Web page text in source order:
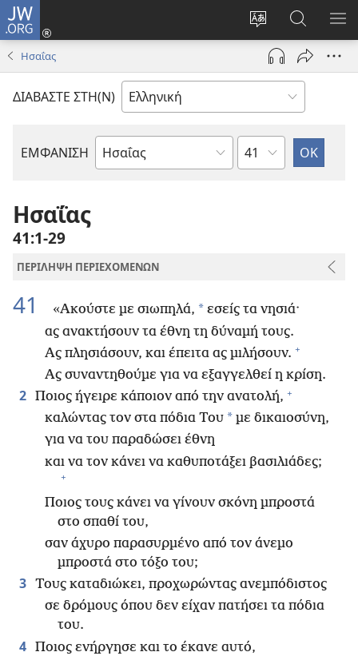
JW.ORG
Αλλαγή
γλώσσας
ιστότοπου
Σύνδεση
(ανοίγει
παράθυρο)
στο
JW.ORG
Ησαΐας
ΔΙΑΒΑΣΤΕ ΣΤΗ(Ν)
ΕΜΦΑΝΙΣΗ
Βιβλίο
Κεφάλαιο
Ησαΐας
41:1-29
ΠΕΡΙΛΗΨΗ ΠΕΡΙΕΧΟΜΕΝΩΝ
41 «Ακούστε με σιωπηλά, * εσείς τα νησιά·
ας ανακτήσουν τα έθνη τη δύναμή τους.
Ας πλησιάσουν, και έπειτα ας μιλήσουν. +
Ας συναντηθούμε για να εξαγγελθεί η κρίση.
2 Ποιος ήγειρε κάποιον από την ανατολή, +
καλώντας τον στα πόδια Του * με δικαιοσύνη,
για να του παραδώσει έθνη
και να τον κάνει να καθυποτάξει βασιλιάδες;
+
Ποιος τους κάνει να γίνουν σκόνη μπροστά
στο σπαθί του,
σαν άχυρο παρασυρμένο από τον άνεμο
μπροστά στο τόξο του;
3 Τους καταδιώκει, προχωρώντας ανεμπόδιστος
σε δρόμους όπου δεν είχαν πατήσει τα πόδια
του.
4 Ποιος ενήργησε και το έκανε αυτό,